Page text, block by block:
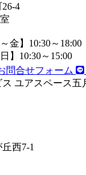
4
～金】10:30～18:00
日】10:30～15:00
問合せフォーム
西7-1